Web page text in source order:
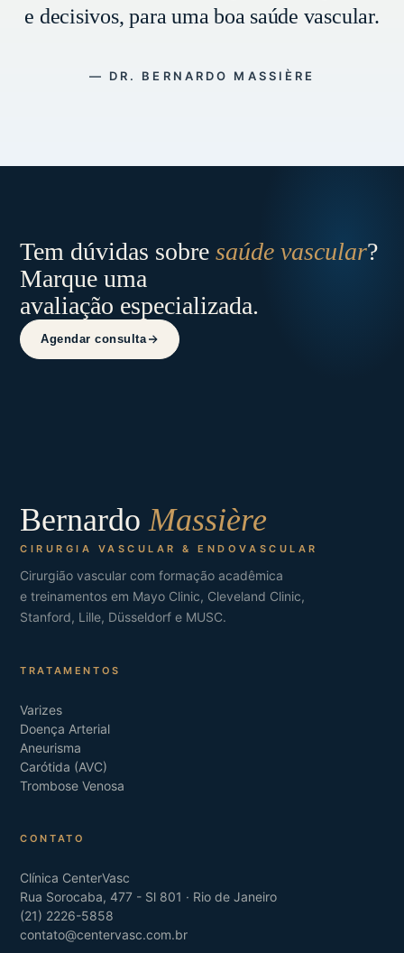
e decisivos, para uma boa saúde vascular.
— DR. BERNARDO MASSIÈRE
Tem dúvidas sobre saúde vascular?
Marque uma
avaliação especializada.
Agendar consulta
BernardoMassière
CIRURGIA VASCULAR & ENDOVASCULAR
Cirurgião vascular com formação acadêmica
e treinamentos em Mayo Clinic, Cleveland Clinic,
Stanford, Lille, Düsseldorf e MUSC.
TRATAMENTOS
Varizes
Doença Arterial
Aneurisma
Carótida (AVC)
Trombose Venosa
CONTATO
Clínica CenterVasc
Rua Sorocaba, 477 - Sl 801 · Rio de Janeiro
(21) 2226-5858
contato@centervasc.com.br